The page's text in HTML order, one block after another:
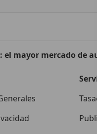
el mayor mercado de